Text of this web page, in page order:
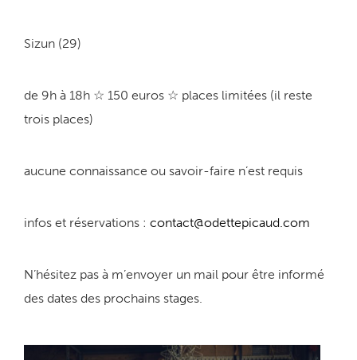
Sizun (29)
de 9h à 18h ☆ 150 euros ☆ places limitées (il reste
trois places)
aucune connaissance ou savoir-faire n’est requis
infos et réservations : contact@odettepicaud.com
N’hésitez pas à m’envoyer un mail pour être informé
des dates des prochains stages.